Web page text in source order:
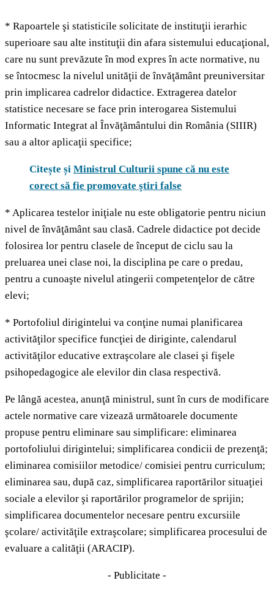
* Rapoartele şi statisticile solicitate de instituţii ierarhic
superioare sau alte instituţii din afara sistemului educaţional,
care nu sunt prevăzute în mod expres în acte normative, nu
se întocmesc la nivelul unităţii de învăţământ preuniversitar
prin implicarea cadrelor didactice. Extragerea datelor
statistice necesare se face prin interogarea Sistemului
Informatic Integrat al Învăţământului din România (SIIIR)
sau a altor aplicaţii specifice;
Citește și Ministrul Culturii spune că nu este
corect să fie promovate ştiri false
* Aplicarea testelor iniţiale nu este obligatorie pentru niciun
nivel de învăţământ sau clasă. Cadrele didactice pot decide
folosirea lor pentru clasele de început de ciclu sau la
preluarea unei clase noi, la disciplina pe care o predau,
pentru a cunoaşte nivelul atingerii competenţelor de către
elevi;
* Portofoliul dirigintelui va conţine numai planificarea
activităţilor specifice funcţiei de diriginte, calendarul
activităţilor educative extraşcolare ale clasei şi fişele
psihopedagogice ale elevilor din clasa respectivă.
Pe lângă acestea, anunţă ministrul, sunt în curs de modificare
actele normative care vizează următoarele documente
propuse pentru eliminare sau simplificare: eliminarea
portofoliului dirigintelui; simplificarea condicii de prezenţă;
eliminarea comisiilor metodice/ comisiei pentru curriculum;
eliminarea sau, după caz, simplificarea raportărilor situaţiei
sociale a elevilor şi raportărilor programelor de sprijin;
simplificarea documentelor necesare pentru excursiile
şcolare/ activităţile extraşcolare; simplificarea procesului de
evaluare a calităţii (ARACIP).
- Publicitate -